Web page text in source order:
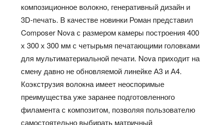
композиционное волокно, генеративный дизайн и
3D-печать. В качестве новинки Роман представил
Composer Nova с размером камеры построения 400
х 300 х 300 мм с четырьмя печатающими головками
для мультиматериальной печати. Nova приходит на
смену давно не обновляемой линейке А3 и А4.
Коэкструзия волокна имеет неоспоримые
преимущества уже заранее подготовленного
филамента с композитом, позволяя пользователю
самостоятельно выбирать матричный